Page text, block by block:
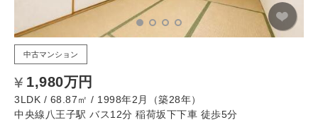
中古マンション
1,980万円
3LDK / 68.87㎡ / 1998年2月（築28年）
中央線八王子駅 バス12分 稲荷坂下下車 徒歩5分